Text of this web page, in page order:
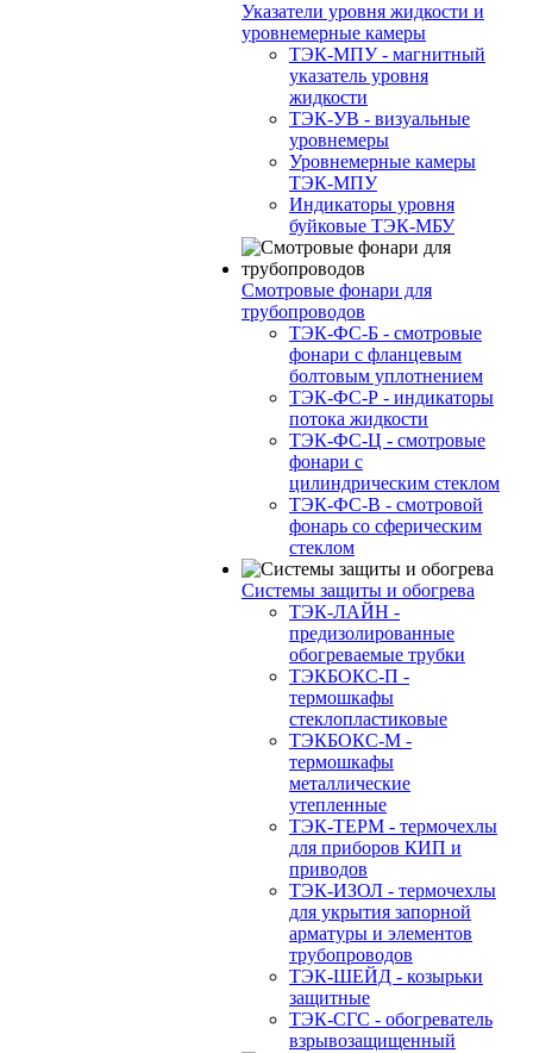
Указатели уровня жидкости и
уровнемерные камеры
ТЭК-МПУ - магнитный
указатель уровня
жидкости
ТЭК-УВ - визуальные
уровнемеры
Уровнемерные камеры
ТЭК-МПУ
Индикаторы уровня
буйковые ТЭК-МБУ
Смотровые фонари для
трубопроводов
ТЭК-ФС-Б - смотровые
фонари с фланцевым
болтовым уплотнением
ТЭК-ФС-Р - индикаторы
потока жидкости
ТЭК-ФС-Ц - смотровые
фонари с
цилиндрическим стеклом
ТЭК-ФС-В - смотровой
фонарь со сферическим
стеклом
Системы защиты и обогрева
ТЭК-ЛАЙН -
предизолированные
обогреваемые трубки
ТЭКБОКС-П -
термошкафы
стеклопластиковые
ТЭКБОКС-М -
термошкафы
металлические
утепленные
ТЭК-ТЕРМ - термочехлы
для приборов КИП и
приводов
ТЭК-ИЗОЛ - термочехлы
для укрытия запорной
арматуры и элементов
трубопроводов
ТЭК-ШЕЙД - козырьки
защитные
ТЭК-СГС - обогреватель
взрывозащищенный